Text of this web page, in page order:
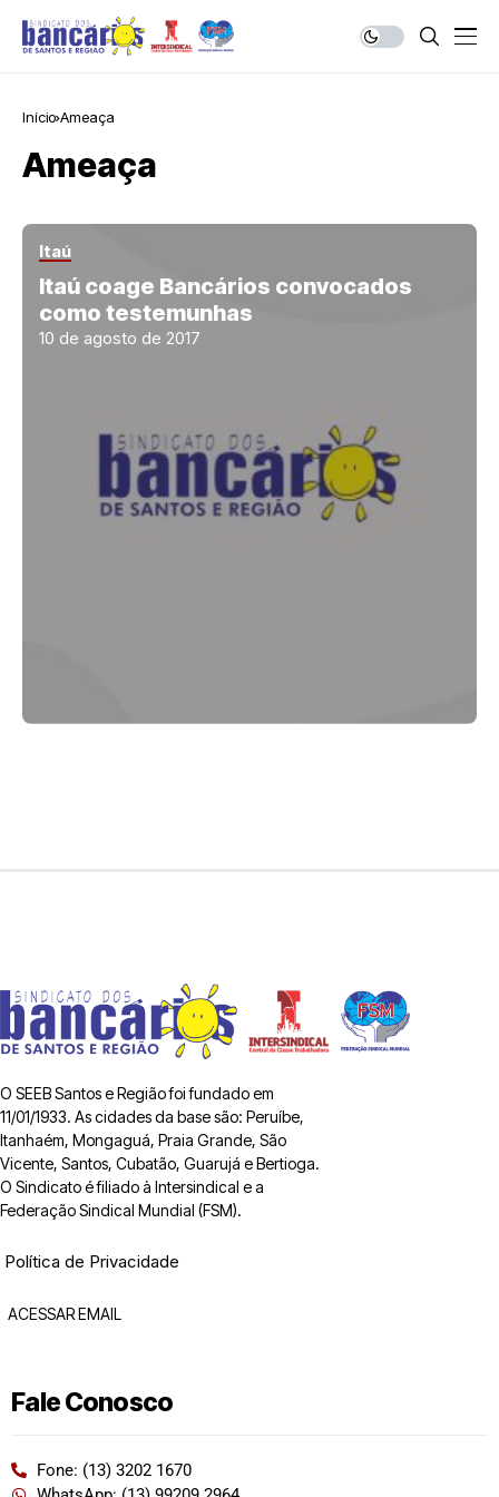
Início Ameaça
Ameaça
Itaú
Itaú coage Bancários convocados
como testemunhas
10 de agosto de 2017
O SEEB Santos e Região foi fundado em
11/01/1933. As cidades da base são: Peruíbe,
Itanhaém, Mongaguá, Praia Grande, São
Vicente, Santos, Cubatão, Guarujá e Bertioga.
O Sindicato é filiado à Intersindical e a
Federação Sindical Mundial (FSM).
Política de Privacidade
ACESSAR EMAIL
Fale Conosco
Fone: (13) 3202 1670